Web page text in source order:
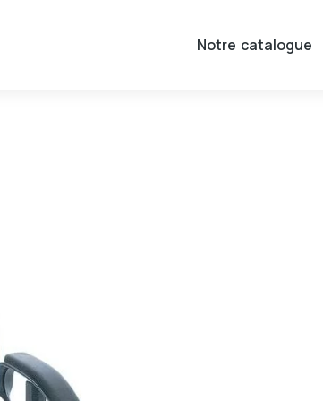
Notre catalogue